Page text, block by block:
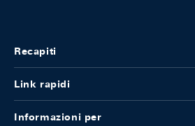
Recapiti
Link rapidi
Informazioni per